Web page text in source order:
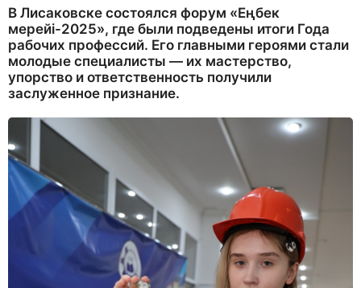
В Лисаковске состоялся форум «Еңбек
мерейі-2025», где были подведены итоги Года
рабочих профессий. Его главными героями стали
молодые специалисты — их мастерство,
упорство и ответственность получили
заслуженное признание.